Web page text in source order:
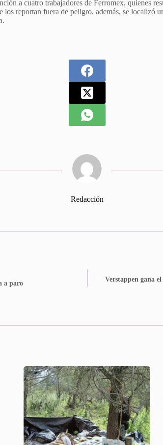
a cuatro trabajadores de Ferromex, quienes
los reportan fuera de peligro, además, se localizó
Redacción
a paro
Verstappen gana